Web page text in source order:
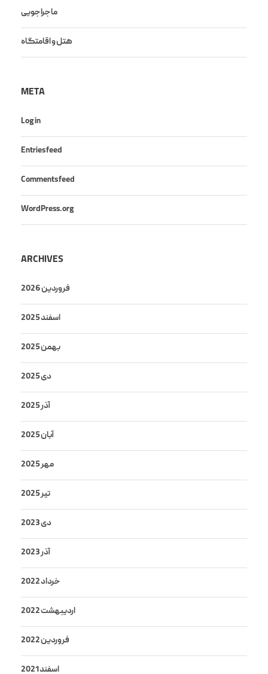
ماجراجویی
هتل و اقامتگاه
META
Log in
Entries feed
Comments feed
WordPress.org
ARCHIVES
فروردین 2026
اسفند 2025
بهمن 2025
دی 2025
آذر 2025
آبان 2025
مهر 2025
تیر 2025
دی 2023
آذر 2023
خرداد 2022
اردیبهشت 2022
فروردین 2022
اسفند 2021